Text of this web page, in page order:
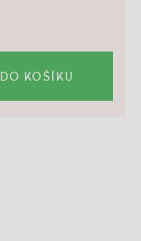
DO KOŠÍKU